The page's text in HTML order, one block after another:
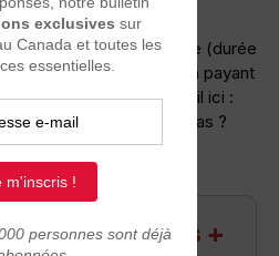
d’un visa de touriste (durée
indéfiniment en payant
se chercher du travail ici :
sur place n’est-ce pas ?
exclusives +